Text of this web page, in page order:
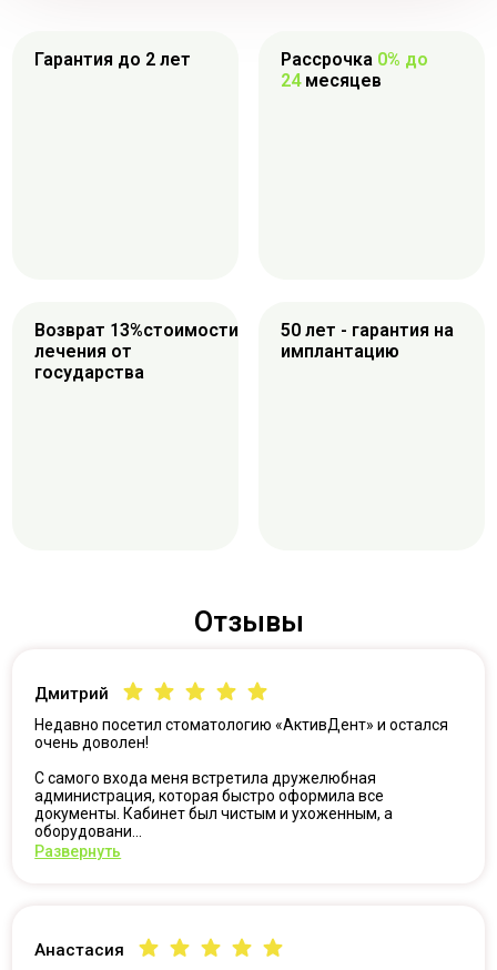
Гарантия до 2 лет Рассрочка 0% до
24месяцев
Возврат 13%стоимости
лечения от
государства
50 лет - гарантия на
имплантацию
Отзывы
Дмитрий
Недавно посетил стоматологию «АктивДент» и остался
очень доволен!
С самого входа меня встретила дружелюбная
администрация, которая быстро оформила все
документы. Кабинет был чистым и ухоженным, а
оборудовани...
Развернуть
Анастасия